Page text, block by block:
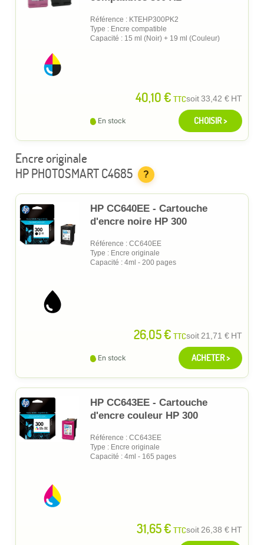
Référence : KTEHP300PK2
Type : Encre compatible
Capacité : 15 ml (Noir) + 19 ml (Couleur)
40,10 € TTCsoit33,42 € HT
En stock CHOISIR >
Encre originale
HP PHOTOSMART C4685
?
HP CC640EE - Cartouche
d'encre noire HP 300
Référence : CC640EE
Type : Encre originale
Capacité : 4ml - 200 pages
26,05 € TTCsoit21,71 € HT
En stock ACHETER >
HP CC643EE - Cartouche
d'encre couleur HP 300
Référence : CC643EE
Type : Encre originale
Capacité : 4ml - 165 pages
31,65 € TTCsoit26,38 € HT